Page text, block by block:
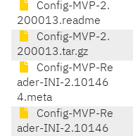
Config-MVP-2.
200013.readme
Config-MVP-2.
200013.tar.gz
Config-MVP-Re
ader-INI-2.10146
4.meta
Config-MVP-Re
ader-INI-2.10146